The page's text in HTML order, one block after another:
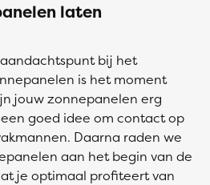
laten
bij het
is het moment
jouw zonnepanelen erg
goed idee om contact op
Daarna raden we
aan het begin van de
je optimaal profiteert van